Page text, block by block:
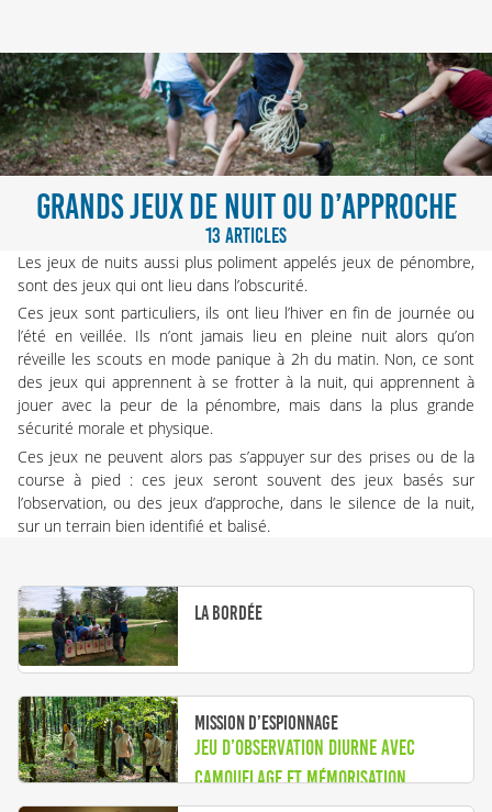
GRANDS JEUX DE NUIT OU D’APPROCHE
13 ARTICLES
Les jeux de nuits aussi plus poliment appelés jeux de pénombre,
sont des jeux qui ont lieu dans l’obscurité.
Ces jeux sont particuliers, ils ont lieu l’hiver en fin de journée ou
l’été en veillée. Ils n’ont jamais lieu en pleine nuit alors qu’on
réveille les scouts en mode panique à 2h du matin. Non, ce sont
des jeux qui apprennent à se frotter à la nuit, qui apprennent à
jouer avec la peur de la pénombre, mais dans la plus grande
sécurité morale et physique.
Ces jeux ne peuvent alors pas s’appuyer sur des prises ou de la
course à pied : ces jeux seront souvent des jeux basés sur
l’observation, ou des jeux d’approche, dans le silence de la nuit,
sur un terrain bien identifié et balisé.
La Bordée
Mission d’espionnage
Jeu d’observation diurne avec
camouflage et mémorisation